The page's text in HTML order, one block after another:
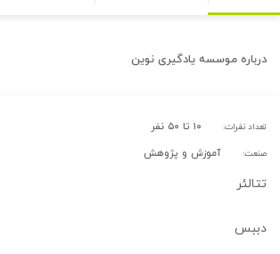
درباره موسسه یادگیری نوین
تعداد نفرات: ۱۰ تا ۵۰ نفر
صنعت: آموزش و پژوهش
تتالئر
دببس